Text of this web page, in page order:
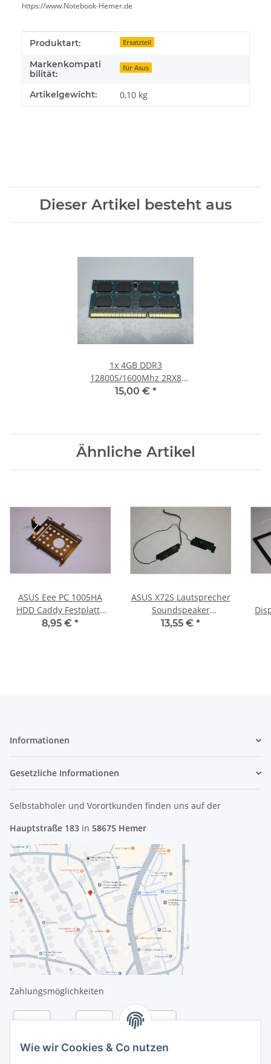
Wie wir Cookies & Co nutzen
https://www.Notebook-Hemer.de
Produkteigenschaft
Wert
Produktart: Ersatzteil
Markenkompati
bilität:
für Asus
Artikelgewicht: 0,10 kg
Dieser Artikel besteht aus
1x 4GB DDR3
12800S/1600Mhz 2RX8
Notebook SO-DIMM RAM
15,00 € *
Ähnliche Artikel
ASUS Eee PC 1005HA
HDD Caddy Festplatte
Halterung #2102
8,95 € *
ASUS X72S Lautsprecher
Soundspeaker
C0801014.3 #2700_02
13,55 € *
Informationen
Gesetzliche Informationen
Selbstabholer und Vorortkunden finden uns auf der
Hauptstraße 183 in 58675 Hemer
Zahlungsmöglichkeiten